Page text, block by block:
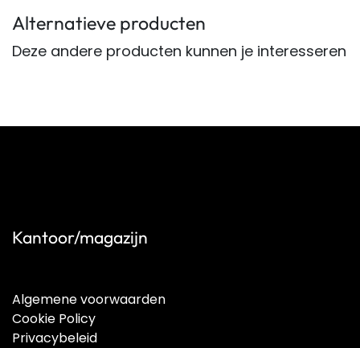
Alternatieve producten
Deze andere producten kunnen je interesseren
Kantoor/magazijn
Algemene voorwaarden
Cookie Policy
Privacybeleid